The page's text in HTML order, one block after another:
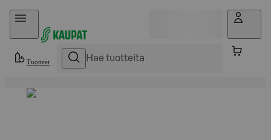
Hyppää sisältöön
Tuotteet